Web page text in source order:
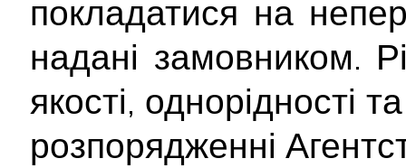
покладатися на
надані замовником.
якості, однорідності
розпорядженні